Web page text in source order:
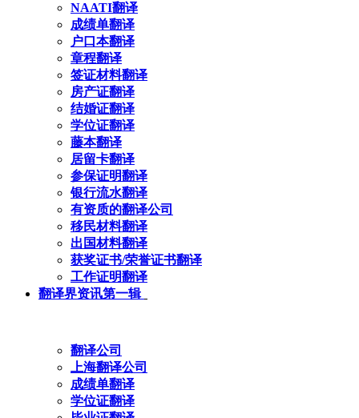
NAATI翻译
成绩单翻译
户口本翻译
章程翻译
签证材料翻译
房产证翻译
结婚证翻译
学位证翻译
藤本翻译
居留卡翻译
参保证明翻译
银行流水翻译
有资质的翻译公司
移民材料翻译
出国材料翻译
获奖证书/荣誉证书翻译
工作证明翻译
翻译界资讯第一辑
翻译公司
上海翻译公司
成绩单翻译
学位证翻译